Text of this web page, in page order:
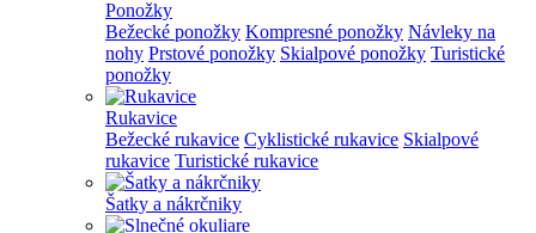
Ponožky
Bežecké ponožky Kompresné ponožky Návleky na
nohy Prstové ponožky Skialpové ponožky Turistické
ponožky
Rukavice
Bežecké rukavice Cyklistické rukavice Skialpové
rukavice Turistické rukavice
Šatky a nákrčniky